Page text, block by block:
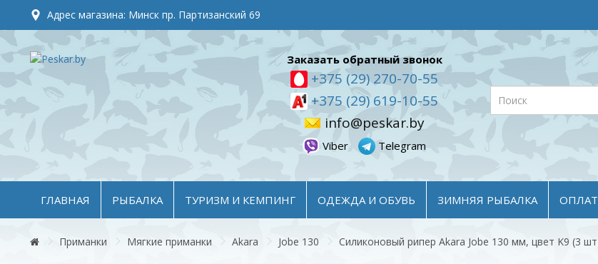
Адрес магазина: Минск пр. Партизанский 69
Заказать обратный звонок
+375 (29) 270-70-55
+375 (29) 619-10-55
info@peskar.by
Viber Telegram
ГЛАВНАЯ РЫБАЛКА ТУРИЗМ И КЕМПИНГ ОДЕЖДА И ОБУВЬ ЗИМНЯЯ РЫБАЛКА
Приманки Мягкие приманки Akara Jobe 130 Силиконовый рипер Akara Jobe 130 мм, цвет K9 (3